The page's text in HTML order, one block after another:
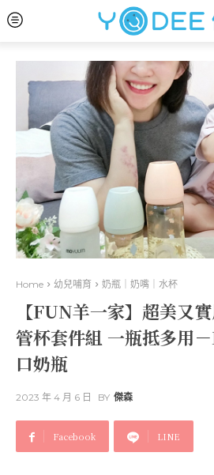
Home 幼兒哺育 奶瓶｜奶嘴｜水杯
【FUN羊一家】超美又
管杯套件組 一瓶抵多用
口奶瓶
2023 年 4 月 6 日 BY 傑森
Facebook LINE